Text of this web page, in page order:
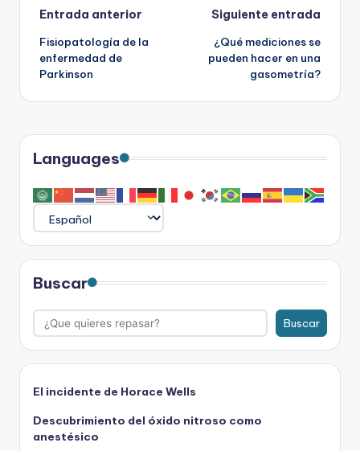
Navegación
de
entradas
Entrada anterior
Fisiopatología de la
enfermedad de
Parkinson
Siguiente entrada
¿Qué mediciones se
pueden hacer en una
gasometría?
Languages
Buscar
Buscar
El incidente de Horace Wells
Descubrimiento del óxido nitroso como
anestésico